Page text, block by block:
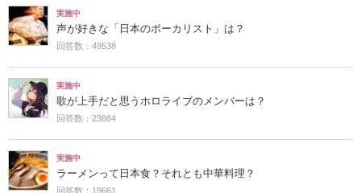
実施中
声が好きな「日本のボーカリスト」は？
回答数：49538
実施中
歌が上手だと思うホロライブのメンバーは？
回答数：23884
実施中
ラーメンって日本食？それとも中華料理？
回答数：19661